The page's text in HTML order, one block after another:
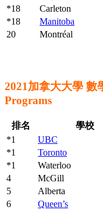
*18
Carleton
*18
Manitoba
20
Montréal
2021加拿大大學 數
Programs
排名 學校
*1
UBC
*1
Toronto
*1
Waterloo
4
McGill
5
Alberta
6
Queen’s